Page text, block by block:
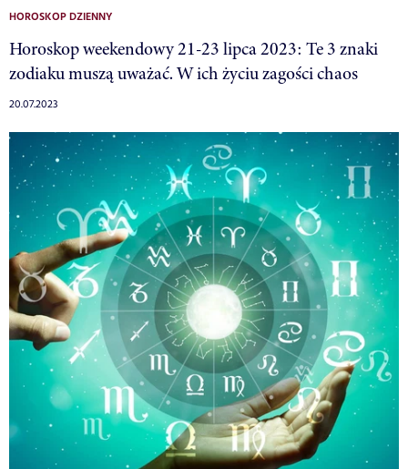
HOROSKOP DZIENNY
Horoskop weekendowy 21-23 lipca 2023: Te 3 znaki
zodiaku muszą uważać. W ich życiu zagości chaos
20.07.2023